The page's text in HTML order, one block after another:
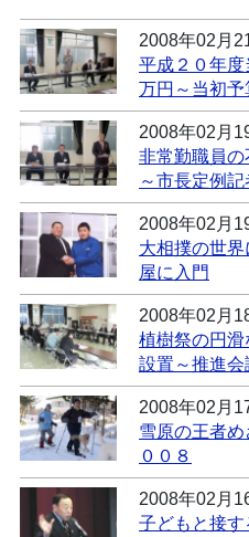
2008年02月
平成２０年度
万円～当初予
2008年02月
非常勤職員
～市長定例記
2008年02月
大相撲の世
屋に入門
2008年02月
植樹祭の円
設置～推進会
2008年02月
雪原の王者
００８
2008年02月
子どもと接